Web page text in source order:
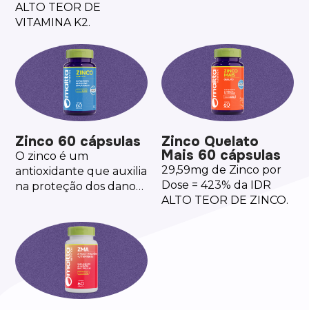
ALTO TEOR DE
VITAMINA K2.
Zinco 60 cápsulas
O zinco é um
antioxidante que auxilia
na proteção dos danos
Zinco Quelato
Mais 60 cápsulas
29,59mg de Zinco por
Dose = 423% da IDR
ALTO TEOR DE ZINCO.